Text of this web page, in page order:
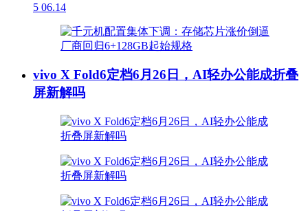
5 06.14
vivo X Fold6定档6月26日，AI轻办公能成折叠
屏新解吗